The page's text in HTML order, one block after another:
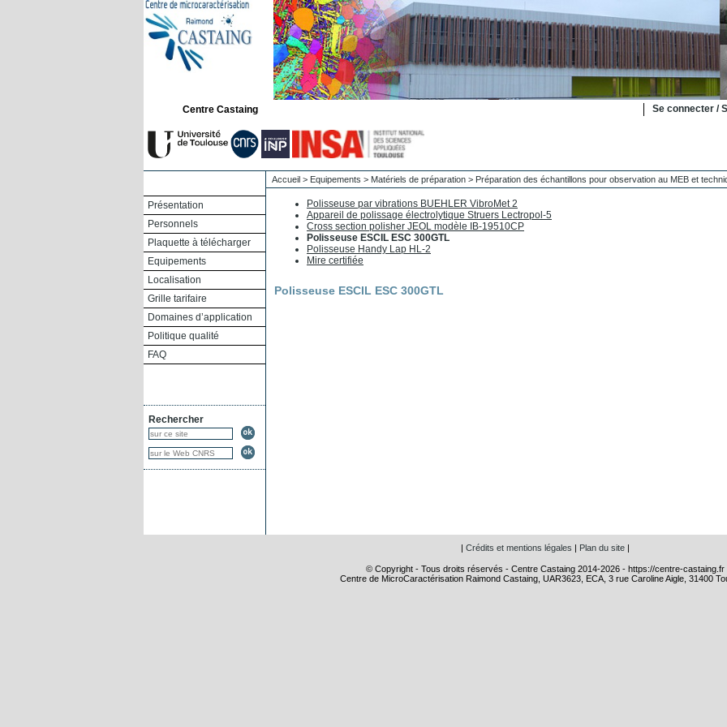
Centre Castaing Se connecter /
Présentation
Personnels
Plaquette à télécharger
Equipements
Localisation
Grille tarifaire
Domaines d’application
Politique qualité
FAQ
Rechercher
Accueil > Equipements > Matériels de préparation > Préparation des échantillons pour observation au MEB et
Polisseuse par vibrations BUEHLER VibroMet 2
Appareil de polissage électrolytique Struers Lectropol-5
Cross section polisher JEOL modèle IB-19510CP
Polisseuse ESCIL ESC 300GTL
Polisseuse Handy Lap HL-2
Mire certifiée
Polisseuse ESCIL ESC 300GTL
| Crédits et mentions légales | Plan du site |
© Copyright - Tous droits réservés - Centre Castaing 2014-2026 - https://centre-castaing.fr
Centre de MicroCaractérisation Raimond Castaing, UAR3623, ECA, 3 rue Caroline Aigle, 31400